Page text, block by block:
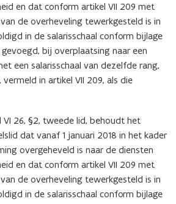
en dat conform artikel VII 209 met
de overheveling tewerkgesteld is in
in de salarisschaal conform bijlage
bij overplaatsing naar een
een salarisschaal van dezelfde rang,
in artikel VII 209, als die
26, §2, tweede lid, behoudt het
dat vanaf 1 januari 2018 in het kader
overgeheveld is naar de diensten
en dat conform artikel VII 209 met
de overheveling tewerkgesteld is in
in de salarisschaal conform bijlage